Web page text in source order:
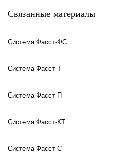
Связанные материалы
Система Фасст-ФС
Система Фасст-Т
Система Фасст-П
Система Фасст-КТ
Система Фасст-С